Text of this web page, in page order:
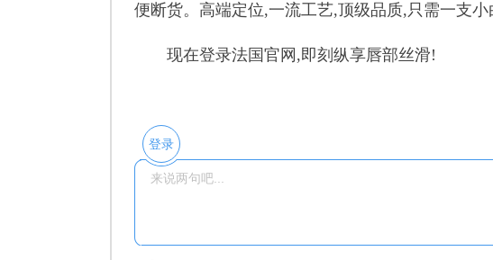
便断货。高端定位,一流工艺,顶级品质,只需一支小
现在登录法国官网,即刻纵享唇部丝滑!
登录